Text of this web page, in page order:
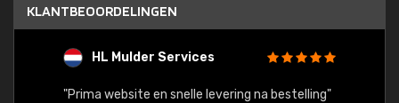
KLANTBEOORDELINGEN
HL Mulder Services
"Prima website en snelle levering na bestelling"